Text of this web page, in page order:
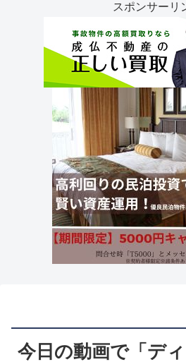
スポンサーリ
今日の動画で「デ